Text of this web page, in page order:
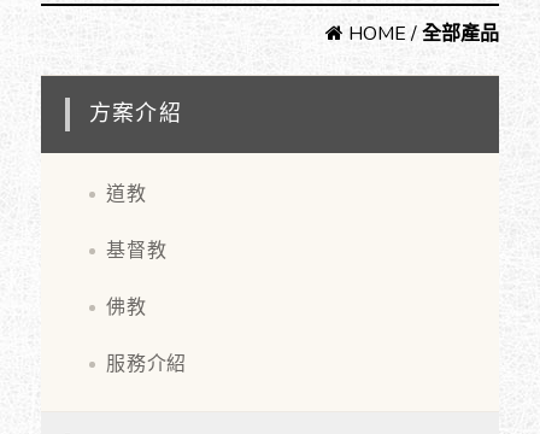
HOME/全部產品
方案介紹
道教
基督教
佛教
服務介紹